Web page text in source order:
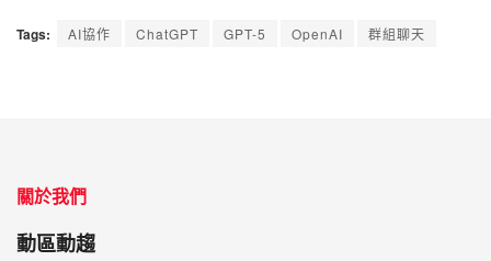
Tags: AI協作 ChatGPT GPT-5 OpenAI 群組聊天
關於我們
動區動趨